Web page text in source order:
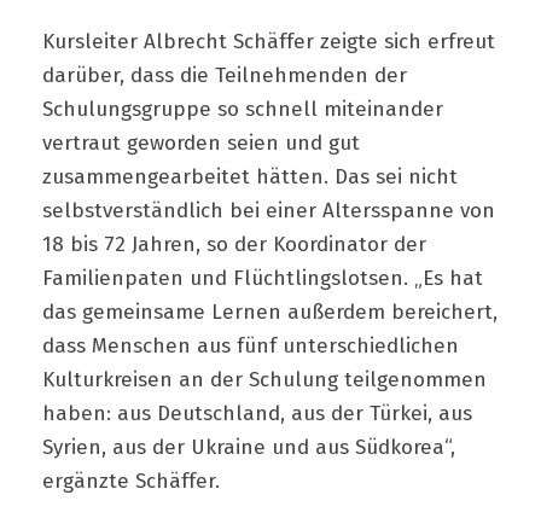
Kursleiter Albrecht Schäffer zeigte sich erfreut
darüber, dass die Teilnehmenden der
Schulungsgruppe so schnell miteinander
vertraut geworden seien und gut
zusammengearbeitet hätten. Das sei nicht
selbstverständlich bei einer Altersspanne von
18 bis 72 Jahren, so der Koordinator der
Familienpaten und Flüchtlingslotsen. „Es hat
das gemeinsame Lernen außerdem bereichert,
dass Menschen aus fünf unterschiedlichen
Kulturkreisen an der Schulung teilgenommen
haben: aus Deutschland, aus der Türkei, aus
Syrien, aus der Ukraine und aus Südkorea“,
ergänzte Schäffer.